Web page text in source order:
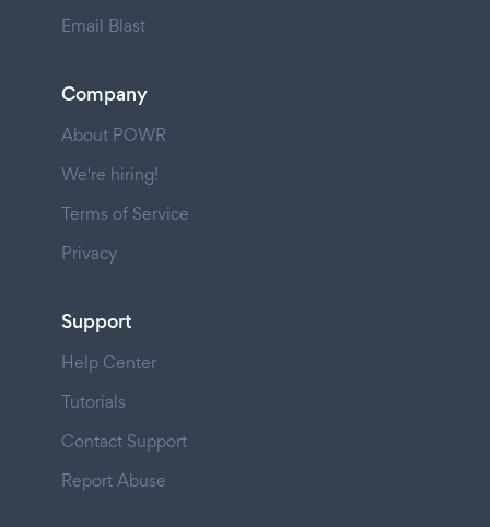
Email Blast
Company
About POWR
We're hiring!
Terms of Service
Privacy
Support
Help Center
Tutorials
Contact Support
Report Abuse